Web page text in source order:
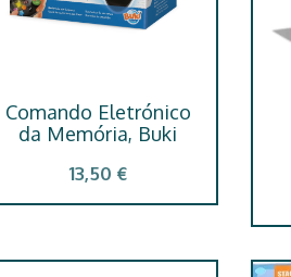
Comando Eletrónico
da Memória, Buki
13,50 €